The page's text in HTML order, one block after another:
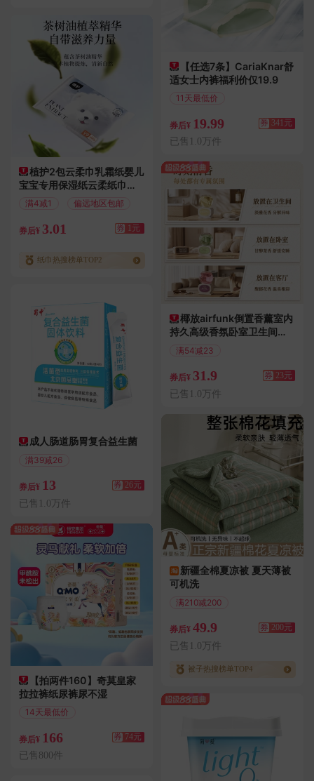
植护2包云柔巾乳霜纸婴儿
宝宝专用保湿纸云柔纸巾便
携装软抽纸巾
满4减1 偏远地区包邮
券后¥ 3.01 券 1元
纸巾热搜榜单TOP2
成人肠道肠胃复合益生菌
满39减26
券后¥ 13 券 26元
已售1.0万件
【拍两件160】奇莫皇家
拉拉裤纸尿裤尿不湿
14天最低价
券后¥ 166 券 74元
已售800件
【任选7条】CariaKnar舒
适女士内裤福利价仅19.9
11天最低价
券后¥ 19.99 券 341元
已售1.0万件
椰放airfunk倒置香薰室内
持久高级香氛卧室卫生间厕
所空气清新剂
满54减23
券后¥ 31.9 券 23元
已售1.0万件
新疆全棉夏凉被 夏天薄被
可机洗
满210减200
券后¥ 49.9 券 200元
已售1.0万件
被子热搜榜单TOP4